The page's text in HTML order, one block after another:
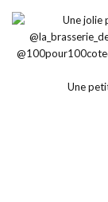
Une